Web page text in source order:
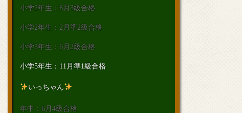
小学2年生：6月3級合格
小学2年生：2月準2級合格
小学3年生：6月2級合格
小学5年生：11月準1級合格
いっちゃん
年中：6月4級合格